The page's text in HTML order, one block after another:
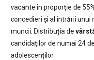
vacante în proporție de
concedieri și al intrării unui
muncii. Distribuția de
candidaților de numai 24
adolescenților.